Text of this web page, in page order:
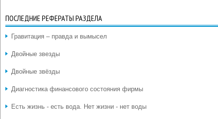
ПОСЛЕДНИЕ РЕФЕРАТЫ РАЗДЕЛА
Гравитация – правда и вымысел
Двойные звезды
Двойные звёзды
Диагностика финансового состояния фирмы
Есть жизнь - есть вода. Нет жизни - нет воды